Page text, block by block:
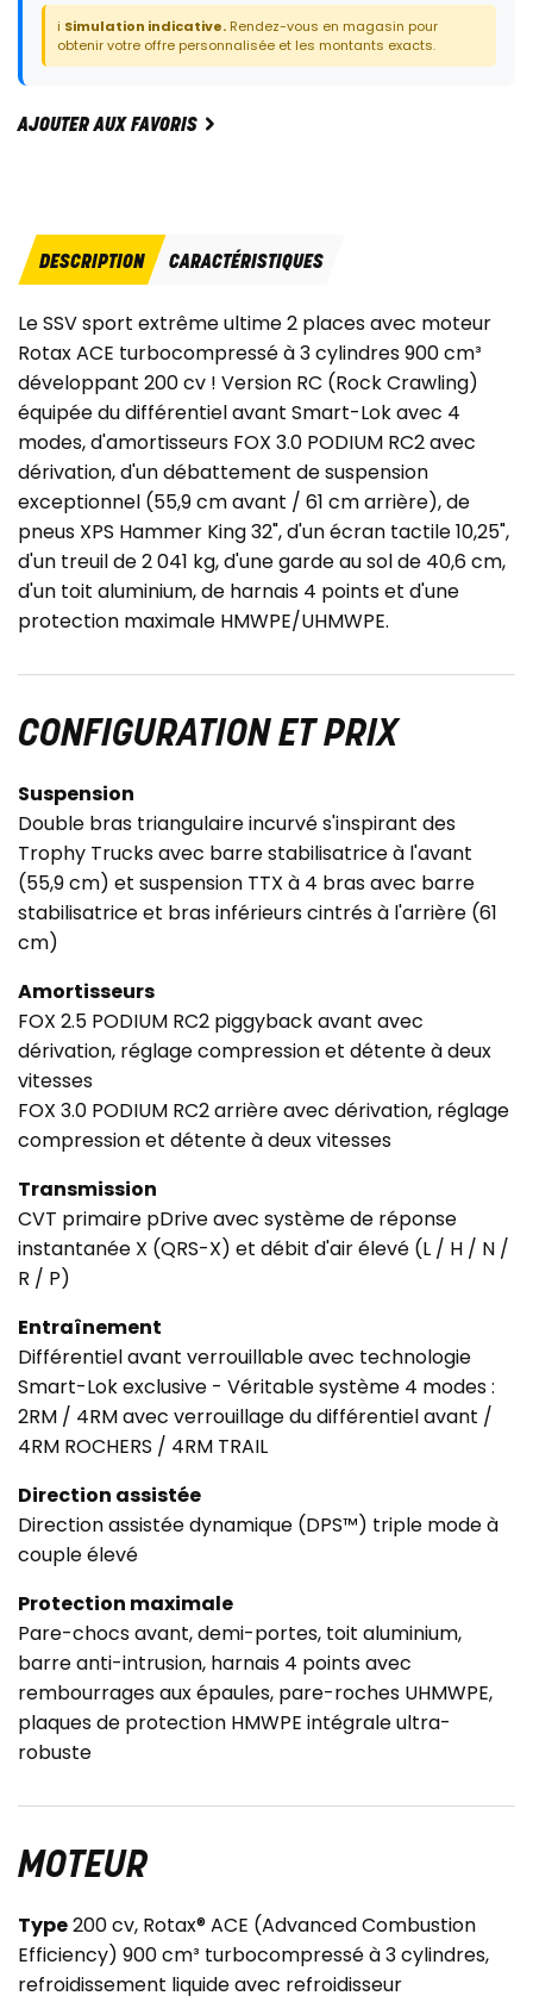
Durée: 60 mois Durée:
59 mois
Dernier
paiement:
14 700 €
ℹ️ Simulation indicative. Rendez-vous en magasin pour
obtenir votre offre personnalisée et les montants exacts.
AJOUTER AUX FAVORIS
DESCRIPTION CARACTÉRISTIQUES
Le SSV sport extrême ultime 2 places avec moteur
Rotax ACE turbocompressé à 3 cylindres 900 cm³
développant 200 cv ! Version RC (Rock Crawling)
équipée du différentiel avant Smart-Lok avec 4
modes, d'amortisseurs FOX 3.0 PODIUM RC2 avec
dérivation, d'un débattement de suspension
exceptionnel (55,9 cm avant / 61 cm arrière), de
pneus XPS Hammer King 32", d'un écran tactile 10,25",
d'un treuil de 2 041 kg, d'une garde au sol de 40,6 cm,
d'un toit aluminium, de harnais 4 points et d'une
protection maximale HMWPE/UHMWPE.
CONFIGURATION ET PRIX
Suspension
Double bras triangulaire incurvé s'inspirant des
Trophy Trucks avec barre stabilisatrice à l'avant
(55,9 cm) et suspension TTX à 4 bras avec barre
stabilisatrice et bras inférieurs cintrés à l'arrière (61
cm)
Amortisseurs
FOX 2.5 PODIUM RC2 piggyback avant avec
dérivation, réglage compression et détente à deux
vitesses
FOX 3.0 PODIUM RC2 arrière avec dérivation, réglage
compression et détente à deux vitesses
Transmission
CVT primaire pDrive avec système de réponse
instantanée X (QRS-X) et débit d'air élevé (L / H / N /
R / P)
Entraînement
Différentiel avant verrouillable avec technologie
Smart-Lok exclusive - Véritable système 4 modes :
2RM / 4RM avec verrouillage du différentiel avant /
4RM ROCHERS / 4RM TRAIL
Direction assistée
Direction assistée dynamique (DPS™) triple mode à
couple élevé
Protection maximale
Pare-chocs avant, demi-portes, toit aluminium,
barre anti-intrusion, harnais 4 points avec
rembourrages aux épaules, pare-roches UHMWPE,
plaques de protection HMWPE intégrale ultra-
robuste
MOTEUR
Type200 cv, Rotax® ACE (Advanced Combustion
Efficiency) 900 cm³ turbocompressé à 3 cylindres,
refroidissement liquide avec refroidisseur